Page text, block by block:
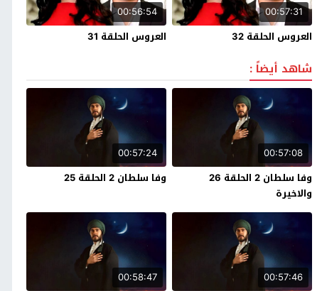
00:57:31
العروس الحلقة 32
00:56:54
العروس الحلقة 31
شاهد أيضاً :
00:57:08
وفا سلطان 2 الحلقة 26
والاخيرة
00:57:24
وفا سلطان 2 الحلقة 25
00:57:46
00:58:47